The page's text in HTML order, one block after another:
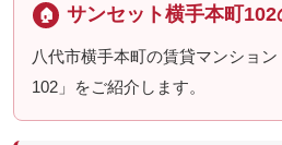
🏠 サンセット横手本町
八代市横手本町の賃貸マンショ
102」をご紹介します。